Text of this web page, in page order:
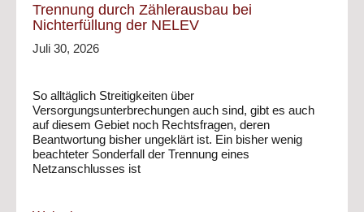
Trennung durch Zählerausbau bei
Nichterfüllung der NELEV
Juli 30, 2026
So alltäglich Streitigkeiten über
Versorgungsunterbrechungen auch sind, gibt es auch
auf diesem Gebiet noch Rechtsfragen, deren
Beantwortung bisher ungeklärt ist. Ein bisher wenig
beachteter Sonderfall der Trennung eines
Netzanschlusses ist